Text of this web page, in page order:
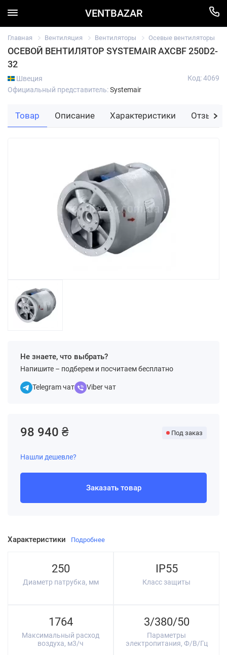
VENTBAZAR
Главная Вентиляция Вентиляторы Осевые вентиляторы
ОСЕВОЙ ВЕНТИЛЯТОР SYSTEMAIR AXCBF 250D2-
32
Швеция
Официальный представитель:Systemair
Код: 4069
Не знаете, что выбрать?
Напишите – подберем и посчитаем бесплатно
Telegram чат Viber чат
Характеристики Подробнее
250
Диаметр патрубка, мм
IP55
Класс защиты
1764
Максимальный расход
воздуха, м3/ч
3/380/50
Параметры
электропитания, Ф/В/Гц
98 940 ₴ Под заказ
Нашли дешевле?
Заказать товар
Товар Описание Характеристики Отзывы